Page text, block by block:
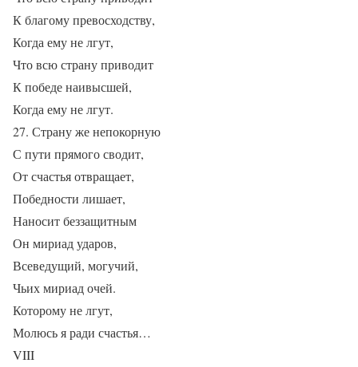
К благому превосходству,
Когда ему не лгут,
Что всю страну приводит
К победе наивысшей,
Когда ему не лгут.
27. Страну же непокорную
С пути прямого сводит,
От счастья отвращает,
Победности лишает,
Наносит беззащитным
Он мириад ударов,
Всеведущий, могучий,
Чьих мириад очей.
Которому не лгут,
Молюсь я ради счастья…
VIII